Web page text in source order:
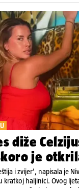
diže
je
i zvijer', napisala je
kratkoj haljinici. Ovog